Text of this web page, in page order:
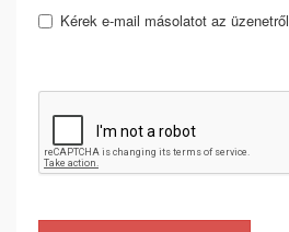
Kérek e-mail másolatot az üzenetről